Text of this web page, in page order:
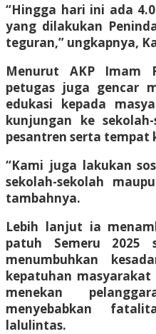
“Hingga hari ini ada
yang dilakukan
teguran,” ungkapnya,
Menurut AKP Imam
petugas juga gencar
edukasi kepada
kunjungan ke
pesantren serta tempat
“Kami juga lakukan
sekolah-sekolah
tambahnya.
Lebih lanjut ia
patuh Semeru 2025
menumbuhkan
kepatuhan
menekan
menyebabkan
lalulintas.